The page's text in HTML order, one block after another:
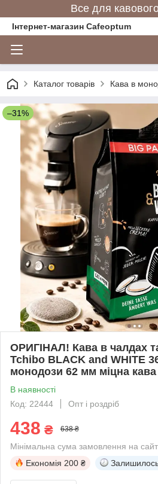
Все для
Інтернет-магазин Cafeoptum
Каталог товарів Кава в
–31%
ОРИГІНАЛ! Кава в чалдах
Tchibo BLACK and WHITE
монодози 62 мм міцна кава
В наявності
Код: 22444
Опт і роздріб
438 ₴ 638 ₴
Мінімальна сума замовлення на
Економія 200 ₴